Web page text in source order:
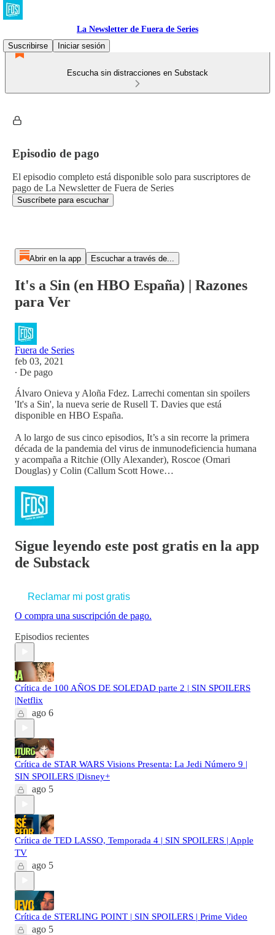
La Newsletter de Fuera de Series
Suscribirse
Iniciar sesión
Escucha sin distracciones en Substack
Episodio de pago
El episodio completo está disponible solo para suscriptores de
pago de La Newsletter de Fuera de Series
Suscríbete para escuchar
Abrir en la app Escuchar a través de...
It's a Sin (en HBO España) | Razones
para Ver
Fuera de Series
feb 03, 2021
∙ De pago
Álvaro Onieva y Aloña Fdez. Larrechi comentan sin spoilers
'It's a Sin', la nueva serie de Rusell T. Davies que está
disponible en HBO España.
A lo largo de sus cinco episodios, It’s a sin recorre la primera
década de la pandemia del virus de inmunodeficiencia humana
y acompaña a Ritchie (Olly Alexander), Roscoe (Omari
Douglas) y Colin (Callum Scott Howe…
Sigue leyendo este post gratis en la app
de Substack
Reclamar mi post gratis
O compra una suscripción de pago.
Episodios recientes
Crítica de 100 AÑOS DE SOLEDAD parte 2 | SIN SPOILERS
|Netflix
ago 6
Crítica de STAR WARS Visions Presenta: La Jedi Número 9 |
SIN SPOILERS |Disney+
ago 5
Crítica de TED LASSO, Temporada 4 | SIN SPOILERS | Apple
TV
ago 5
Crítica de STERLING POINT | SIN SPOILERS | Prime Video
ago 5